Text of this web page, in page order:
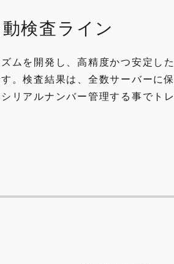
検査ライン
ムを開発し、高精度かつ安定した
。検査結果は、全数サーバーに保
リアルナンバー管理する事でトレ